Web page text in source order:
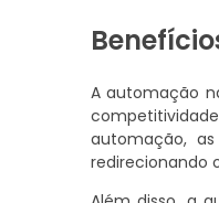
A automação
automação,
redirecionando